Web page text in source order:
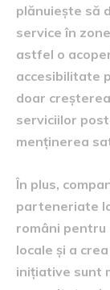
plănuiește să
service în
astfel o
accesibilitate
doar
serviciilor
menținerea
În plus,
parteneriate
români pentru
locale și a
inițiative sunt